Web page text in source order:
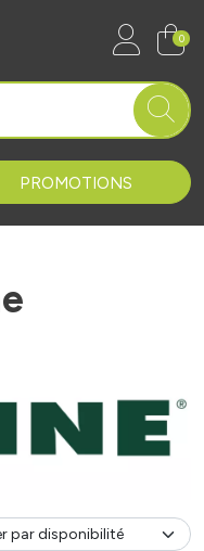
Paque Grandvilliers
0
PROMOTIONS